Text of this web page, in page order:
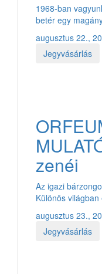
1968-ban
betér egy
augusztus 22.,
Jegyvásárlás
zenéi
Az igazi
Különös
augusztus 23.,
Jegyvásárlás